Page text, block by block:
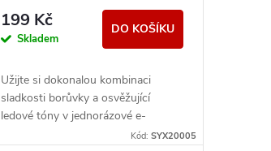
199 Kč
Skladem
DO KOŠÍKU
Užijte si dokonalou kombinaci
sladkosti borůvky a osvěžující
ledové tóny v jednorázové e-
cigaretě SYX BAR Blueberry Ice.
Kód: SYX20005